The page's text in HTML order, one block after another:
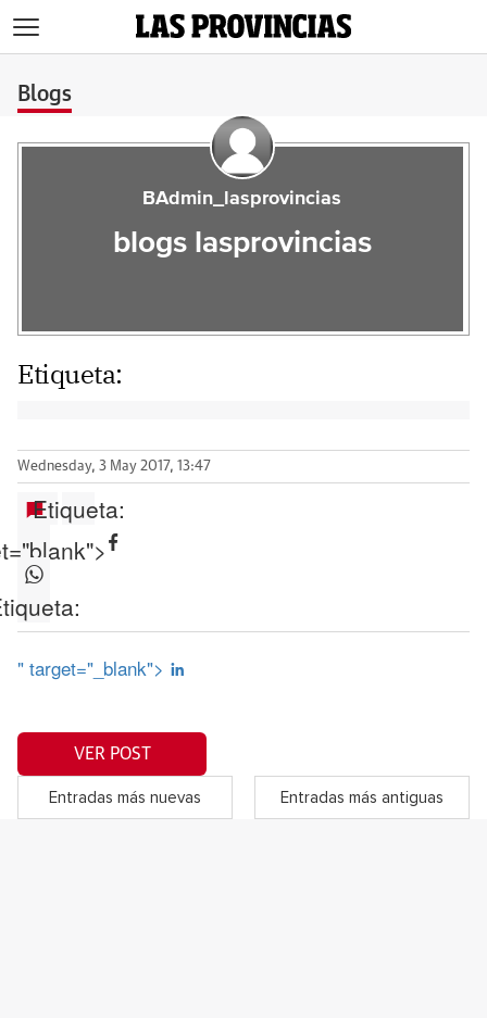
Blogs
BAdmin_lasprovincias
blogs lasprovincias
Etiqueta:
Wednesday, 3 May 2017, 13:47
Etiqueta:
" target="_blank">
VER POST
Entradas más nuevas Entradas más antiguas